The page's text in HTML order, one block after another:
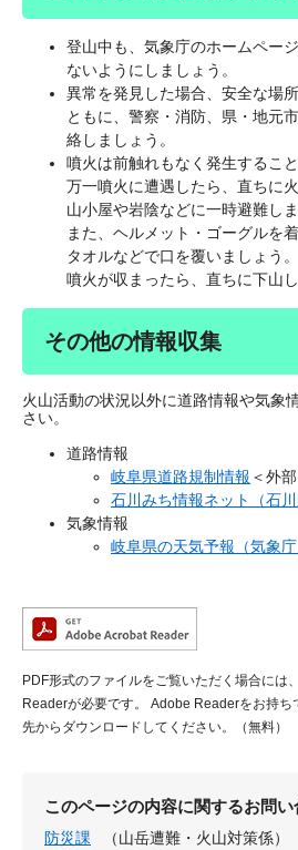
登山中も、気象庁のホームペー
ないようにしましょう。
異常を発見した場合、安全な場
ともに、警察・消防、県・地元
絡しましょう。
噴火は前触れもなく発生すること
万一噴火に遭遇したら、直ちに
山小屋や岩陰などに一時避難しま
また、ヘルメット・ゴーグルを
タオルなどで口を覆いましょう。
噴火が収まったら、直ちに下山し
その他の情報収集
火山活動の状況以外に道路情報や気象
さい。
道路情報
岐阜県道路規制情報 ＜外
石川みち情報ネット（石川
気象情報
岐阜県の天気予報（気象庁
PDF形式のファイルをご覧いただく場合には
Readerが必要です。
Adobe Readerをお持ち
先からダウンロードしてください。（無料）
このページの内容に関するお問
防災課
（山岳遭難・火山対策係）